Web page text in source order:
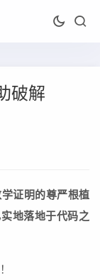
破解
证明的尊严根植
地落地于代码之